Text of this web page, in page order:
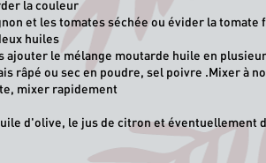
la couleur
et les tomates séchée ou évider la tomate
huiles
le mélange moutarde huile en
râpé ou sec en poudre, sel poivre .Mixer à
mixer rapidement
d'olive, le jus de citron et éventuellement